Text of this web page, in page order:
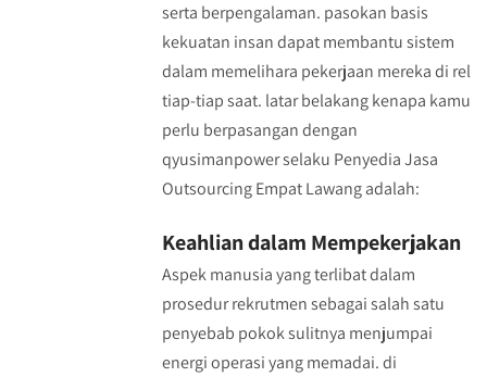
serta berpengalaman. pasokan basis
kekuatan insan dapat membantu sistem
dalam memelihara pekerjaan mereka di rel
tiap-tiap saat. latar belakang kenapa kamu
perlu berpasangan dengan
qyusimanpower selaku Penyedia Jasa
Outsourcing Empat Lawang adalah:
Keahlian dalam Mempekerjakan
Aspek manusia yang terlibat dalam
prosedur rekrutmen sebagai salah satu
penyebab pokok sulitnya menjumpai
energi operasi yang memadai. di